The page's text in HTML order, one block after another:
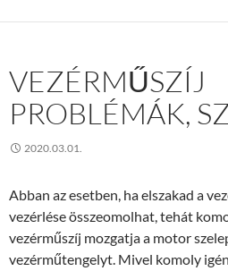
VEZÉRMŰSZÍJ
PROBLÉMÁK,
2020.03.01.
Abban az esetben, ha elszakad a
vezérlése összeomolhat, tehát
vezérműszíj mozgatja a motor
vezérműtengelyt. Mivel komoly